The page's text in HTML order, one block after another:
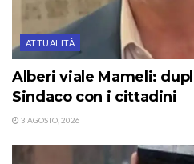
ATTUALITÀ
Alberi viale Mameli:
Sindaco con i cittadini
3 AGOSTO, 2026